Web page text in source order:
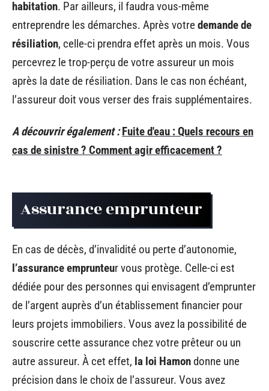
habitation. Par ailleurs, il faudra vous-même
entreprendre les démarches. Après votredemande de
résiliation, celle-ci prendra effet après un mois. Vous
percevrez le trop-perçu de votre assureur un mois
après la date de résiliation. Dans le cas non échéant,
l’assureur doit vous verser des frais supplémentaires.
A découvrir également : Fuite d'eau : Quels recours en
cas de sinistre ? Comment agir efficacement ?
Assurance emprunteur
En cas de décès, d’invalidité ou perte d’autonomie,
l’assurance emprunteur vous protège. Celle-ci est
dédiée pour des personnes qui envisagent d’emprunter
de l’argent auprès d’un établissement financier pour
leurs projets immobiliers. Vous avez la possibilité de
souscrire cette assurance chez votre prêteur ou un
autre assureur. À cet effet, la loi Hamondonne une
précision dans le choix de l’assureur. Vous avez